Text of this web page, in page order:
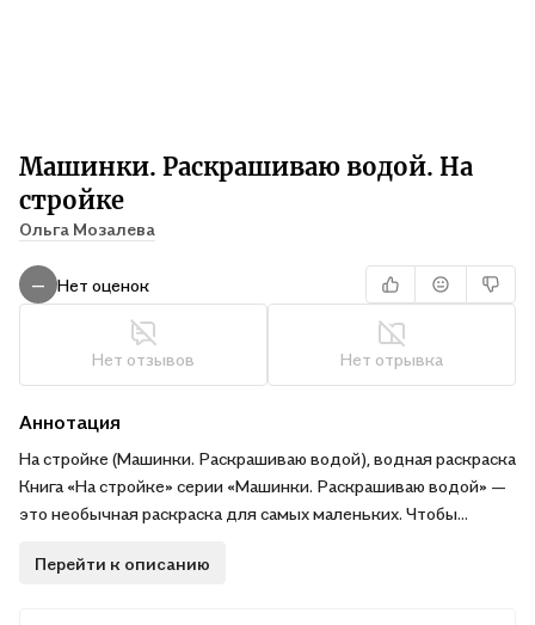
Машинки. Раскрашиваю водой. На
стройке
Ольга Мозалева
— Нет оценок
Нет отзывов Нет отрывка
Аннотация
На стройке (Машинки. Раскрашиваю водой), водная раскраска
Книга «На стройке» серии «Машинки. Раскрашиваю водой» —
это необычная раскраска для самых маленьких. Чтобы
и краски, — только вода и кисточка. Проведи мокрой
Перейти к описанию